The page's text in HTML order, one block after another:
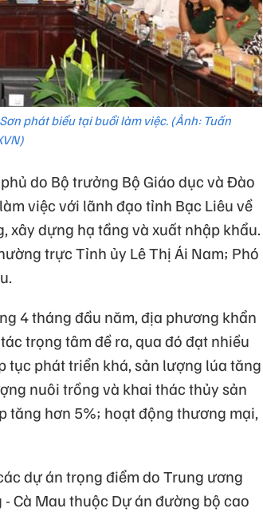
phát biểu tại buổi làm việc. (Ảnh: Tuấn
do Bộ trưởng Bộ Giáo dục và Đào
việc với lãnh đạo tỉnh Bạc Liêu về
xây dựng hạ tầng và xuất nhập khẩu.
trực Tỉnh ủy Lê Thị Ái Nam; Phó
4 tháng đầu năm, địa phương khẩn
trọng tâm đề ra, qua đó đạt nhiều
tục phát triển khá, sản lượng lúa tăng
nuôi trồng và khai thác thủy sản
tăng hơn 5%; hoạt động thương mại,
dự án trọng điểm do Trung ương
Cà Mau thuộc Dự án đường bộ cao